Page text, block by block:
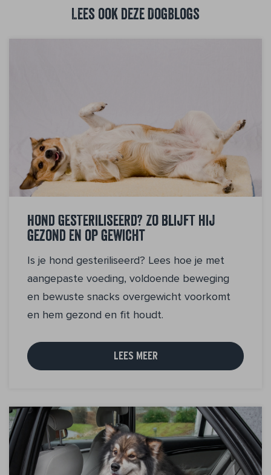
Lees ook deze DogBlogs
Hond gesteriliseerd? Zo blijft hij
gezond en op gewicht
Is je hond gesteriliseerd? Lees hoe je met
aangepaste voeding, voldoende beweging
en bewuste snacks overgewicht voorkomt
en hem gezond en fit houdt.
LEES MEER